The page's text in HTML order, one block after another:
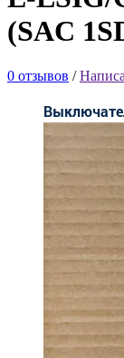
(SAC
0 отзывов /